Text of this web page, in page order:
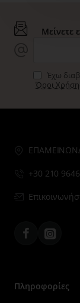
Μείνετε
Έχω
Όροι
+30 210
Facebook
Πληροφορίες